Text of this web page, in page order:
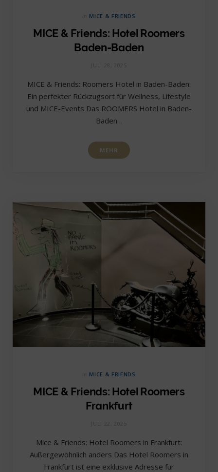
MICE & FRIENDS
MICE & Friends: Hotel Roomers
Baden-Baden
MICE & Friends: Roomers Hotel in Baden-Baden:
Ein perfekter Rückzugsort für Wellness, Lifestyle
und MICE-Events Das ROOMERS Hotel in Baden-
Baden…
MEHR
MICE & FRIENDS
MICE & Friends: Hotel Roomers
Frankfurt
Mice & Friends: Hotel Roomers in Frankfurt:
Außergewöhnlich anders Das Hotel Roomers in
Frankfurt ist eine exklusive Adresse für